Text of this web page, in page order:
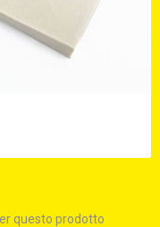
questo prodotto